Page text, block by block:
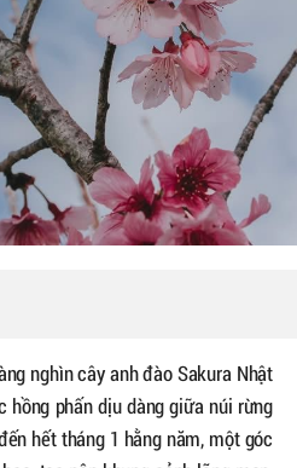
nghìn cây anh đào Sakura Nhật
hồng phấn dịu dàng giữa núi rừng
hết tháng 1 hằng năm, một góc